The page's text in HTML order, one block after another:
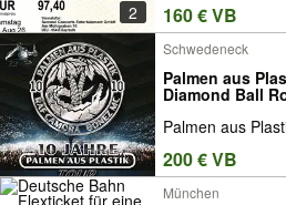
Anzeige aufgeben
2 160 € VB
Schwedeneck
Palmen aus
Diamond Ball
Palmen aus
200 € VB
München